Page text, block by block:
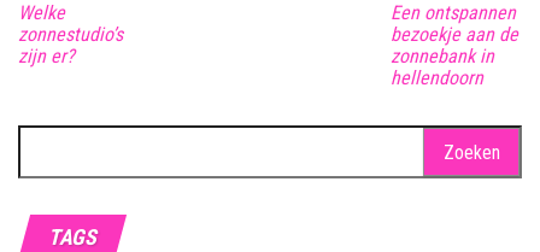
Welke
zonnestudio’s
zijn er?
Een ontspannen
bezoekje aan de
zonnebank in
hellendoorn
naar:
TAGS